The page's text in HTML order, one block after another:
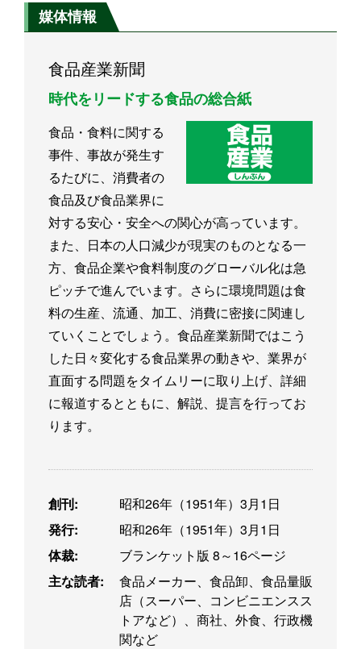
媒体情報
食品産業新聞
時代をリードする食品の総合紙
食品・食料に関する
事件、事故が発生す
るたびに、消費者の
食品及び食品業界に
対する安心・安全への関心が高っています。
また、日本の人口減少が現実のものとなる一
方、食品企業や食料制度のグローバル化は急
ピッチで進んでいます。さらに環境問題は食
料の生産、流通、加工、消費に密接に関連し
ていくことでしょう。食品産業新聞ではこう
した日々変化する食品業界の動きや、業界が
直面する問題をタイムリーに取り上げ、詳細
に報道するとともに、解説、提言を行ってお
ります。
創刊:
昭和26年（1951年）3月1日
発行:
昭和26年（1951年）3月1日
体裁:
ブランケット版 8～16ページ
主な読者:
食品メーカー、食品卸、食品量販
店（スーパー、コンビニエンスス
トアなど）、商社、外食、行政機
関など